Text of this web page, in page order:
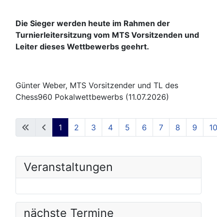
Die Sieger werden heute im Rahmen der
Turnierleitersitzung vom MTS Vorsitzenden und
Leiter dieses Wettbewerbs geehrt.
Günter Weber, MTS Vorsitzender und TL des
Chess960 Pokalwettbewerbs (11.07.2026)
Seite 1 von 48
1 2 3 4 5 6 7 8 9 10
Veranstaltungen
nächste Termine